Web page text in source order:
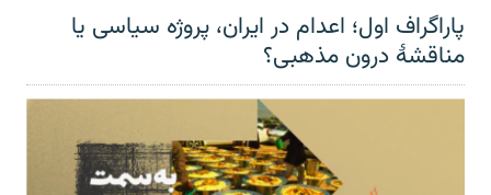
پاراگراف اول؛ اعدام در ایران، پروژه سیاسی یا
مناقشهٔ درون مذهبی؟